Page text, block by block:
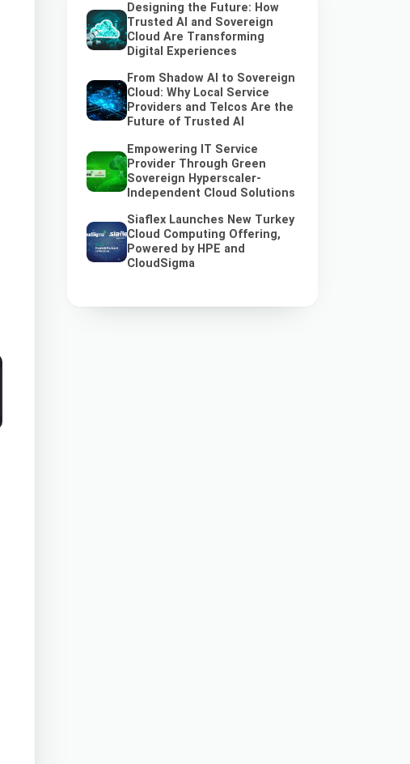
Designing the Future: How
Trusted AI and Sovereign
Cloud Are Transforming
Digital Experiences
From Shadow AI to Sovereign
Cloud: Why Local Service
Providers and Telcos Are the
Future of Trusted AI
Empowering IT Service
Provider Through Green
Sovereign Hyperscaler-
Independent Cloud Solutions
Siaflex Launches New Turkey
Cloud Computing Offering,
Powered by HPE and
CloudSigma